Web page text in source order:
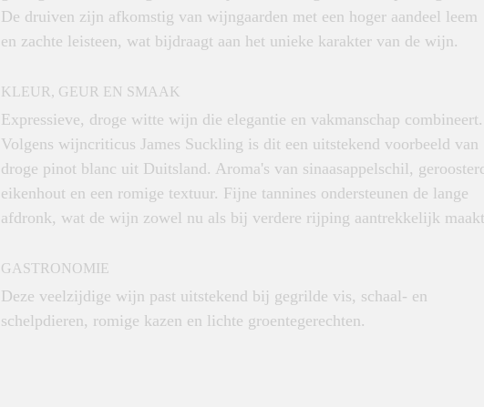
De druiven zijn afkomstig van wijngaarden met een hoger aandeel leem
en zachte leisteen, wat bijdraagt aan het unieke karakter van de wijn.
KLEUR, GEUR EN SMAAK
Expressieve, droge witte wijn die elegantie en vakmanschap combineert.
Volgens wijncriticus James Suckling is dit een uitstekend voorbeeld van
droge pinot blanc uit Duitsland. Aroma's van sinaasappelschil,
eikenhout en een romige textuur. Fijne tannines ondersteunen de lange
afdronk, wat de wijn zowel nu als bij verdere rijping aantrekkelijk
GASTRONOMIE
Deze veelzijdige wijn past uitstekend bij gegrilde vis, schaal- en
schelpdieren, romige kazen en lichte groentegerechten.